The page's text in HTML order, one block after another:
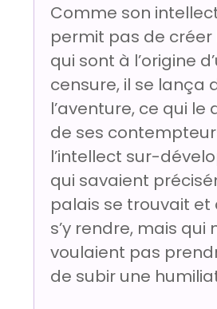
Comme son
permit pas de créer
qui sont à l’origine
censure, il se lança
l’aventure, ce qui
de ses
l’intellect sur-
qui savaient
palais se trouvait
s’y rendre, mais qui
voulaient pas
de subir une